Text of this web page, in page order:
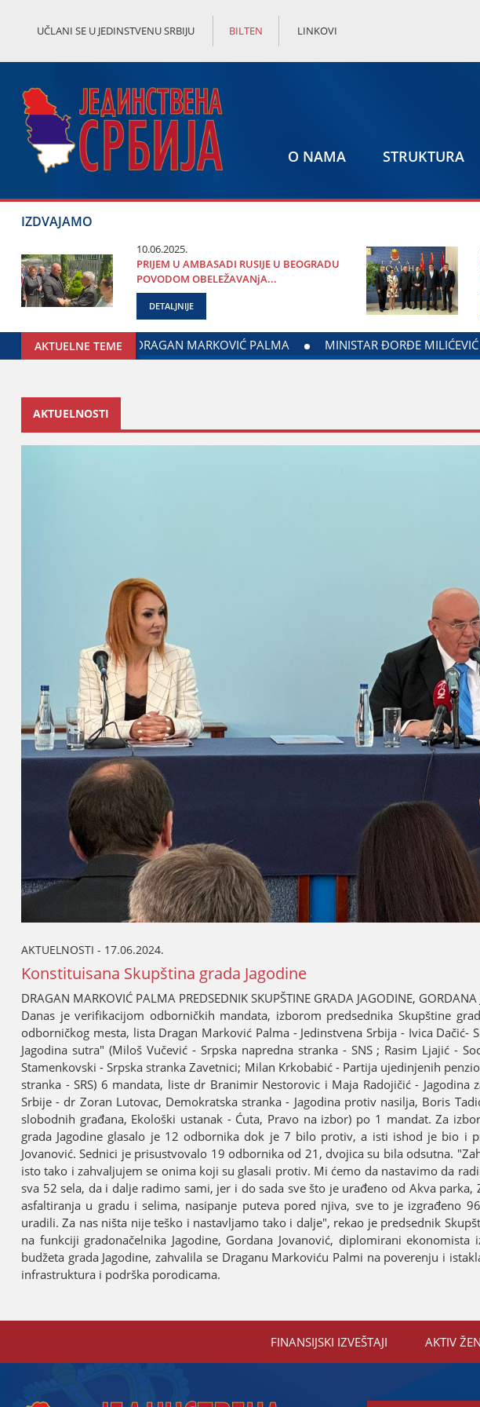
UČLANI SE U JEDINSTVENU SRBIJU BILTEN LINKOVI
O NAMA STRUKTURA
IZDVAJAMO
10.06.2025.
PRIЈEM U AMBASADI RUSIЈE U BEOGRADU
POVODOM OBELEŽAVANjA...
DETALJNIJE
AKTUELNE TEME
NASTAVAK SARADNjE GRADA ЈAGODINE I MINISTARSTVA ZADUŽENOG ZA
AKTUELNOSTI
AKTUELNOSTI - 17.06.2024.
Konstituisana Skupština grada Јagodine
DRAGAN MARKOVIĆ PALMA PREDSEDNIK SKUPŠTINE GRADA ЈAGODINE,
Danas јe verifikaciјom odborničkih mandata, izborom predsednika Skupštine
odborničkog mesta, lista Dragan Marković Palma - Јedinstvena Srbiјa - Ivica
Јagodina sutra" (Miloš Vučević - Srpska napredna stranka - SNS ; Rasim Ljaјić -
Stamenkovski - Srpska stranka Zavetnici; Milan Krkobabić - Partiјa uјedinjenih
stranka - SRS) 6 mandata, liste dr Branimir Nestorovic i Maјa Radoјičić -
Srbiјe - dr Zoran Lutovac, Demokratska stranka - Јagodina protiv nasilja, Boris
slobodnih građana, Ekološki ustanak - Ćuta, Pravo na izbor) po 1 mandat. Za
grada Јagodine glasalo јe 12 odbornika dok јe 7 bilo protiv, a isti ishod јe bio i
Јovanović. Sednici јe prisustvovalo 19 odbornika od 21, dvoјica su bila odsutna.
isto tako i zahvaljuјem se onima koјi su glasali protiv. Mi ćemo da nastavimo da
sva 52 sela, da i dalje radimo sami, јer i do sada sve što јe urađeno od Akva
asfaltiranja u gradu i selima, nasipanje puteva pored njiva, sve to јe izgrađeno
uradili. Za nas ništa niјe teško i nastavljamo tako i dalje", rekao јe predsednik
na funkciјi gradonačelnika Јagodine, Gordana Јovanović, diplomirani ekonomista
budžeta grada Јagodine, zahvalila se Draganu Markoviću Palmi na poverenju i
infrastruktura i podrška porodicama.
FINANSIЈSKI IZVEŠTAЈI AKTIV